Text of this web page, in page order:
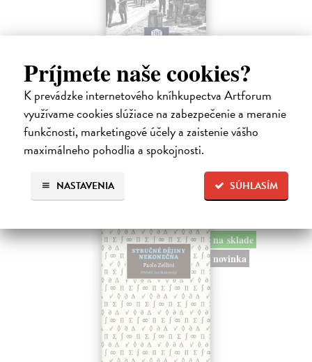
Príjmete naše cookies?
K prevádzke internetového kníhkupectva Artforum
využívame cookies slúžiace na zabezpečenie a meranie
funkčnosti, marketingové účely a zaistenie vášho
maximálneho pohodlia a spokojnosti.
SÚHLASÍM
NASTAVENIA
Tocqueville Alexis de| Kniha
První český překlad méně známého díla jedné z nejvýznamnějších
osobností evropské politické filosofie 19. století je doplněn obšírnými
komentáři Ivo Budila, Jana Kellera a Gertrudy Himmelfalberové.
Od…
Na sklade ?
6,60 €
na sklade
novinka